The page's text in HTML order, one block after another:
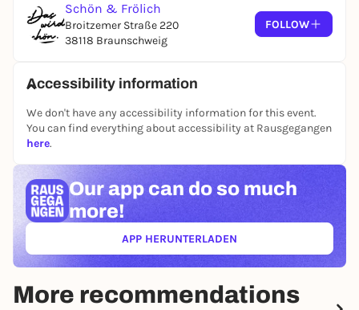
20:00 Uhr Einlass und Pre-Party - ab 21:30 Uhr
Einlass für alle ohne Reservierung nach
Verfügbarkeit
anschließend Afterparty mit Open End
Schön & Frölich
Broitzemer Straße 220
38118 Braunschweig
FOLLOW
Accessibility information
We don't have any accessibility information for this event.
You can find everything about accessibility at Rausgegangen
here.
Our app can do so much
more!
APP HERUNTERLADEN(ÖFFNET IN NEUEM TAB)
More recommendations